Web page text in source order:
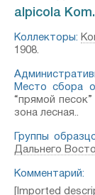
alpicola Kom.⁣
Коллекторы:
1908.
Место сбора
“прямой
зона лесная..
Группы
Дальнего
Комментарий:
[Imported